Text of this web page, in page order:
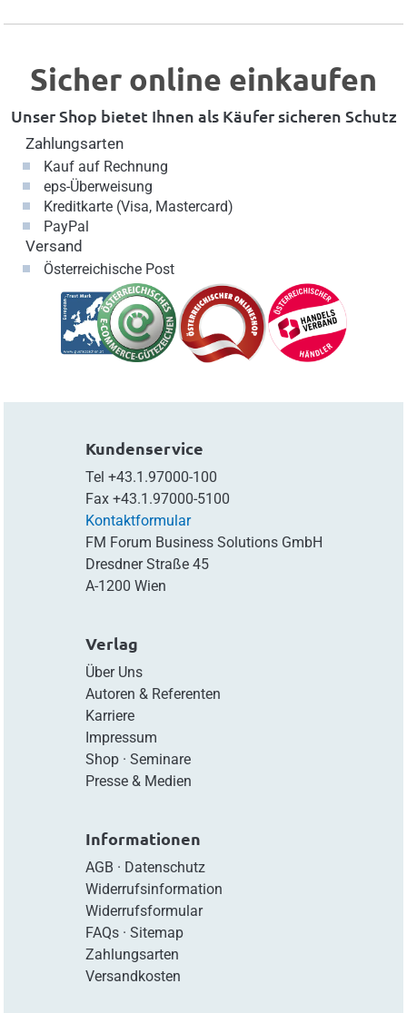
Sicher online einkaufen
Unser Shop bietet Ihnen als Käufer sicheren Schutz
Zahlungsarten
Kauf auf Rechnung
eps-Überweisung
Kreditkarte (Visa, Mastercard)
PayPal
Versand
Österreichische Post
Kundenservice
Tel +43.1.97000-100
Fax +43.1.97000-5100
Kontaktformular
FM Forum Business Solutions GmbH
Dresdner Straße 45
A-1200 Wien
Verlag
Über Uns
Autoren & Referenten
Karriere
Impressum
Shop· Seminare
Presse & Medien
Informationen
AGB · Datenschutz
Widerrufsinformation
Widerrufsformular
FAQs· Sitemap
Zahlungsarten
Versandkosten